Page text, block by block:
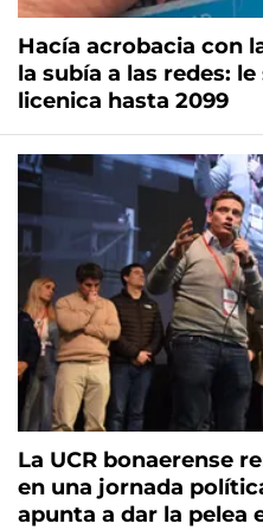
Hacía acrobacia con
la subía a las redes:
licenica hasta 2099
La UCR bonaerense
en una jornada
apunta a dar la pelea